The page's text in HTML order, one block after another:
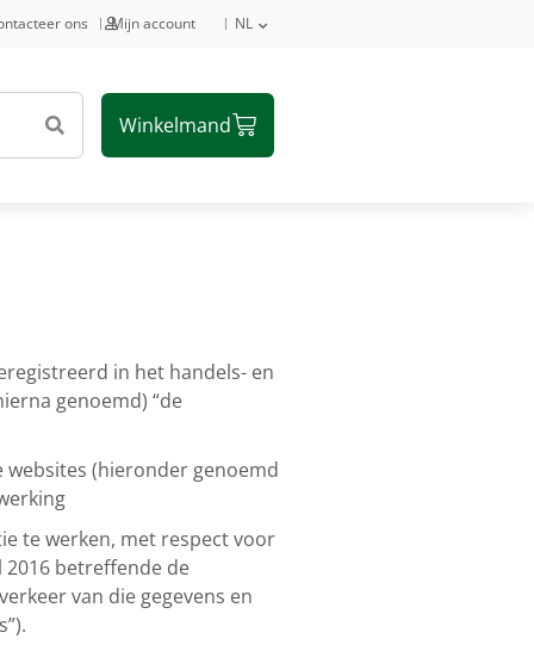
ons Mijn account NL
in het handels- en
genoemd) “de
(hieronder genoemd
te werken, met respect voor
2016 betreffende de
van die gegevens en